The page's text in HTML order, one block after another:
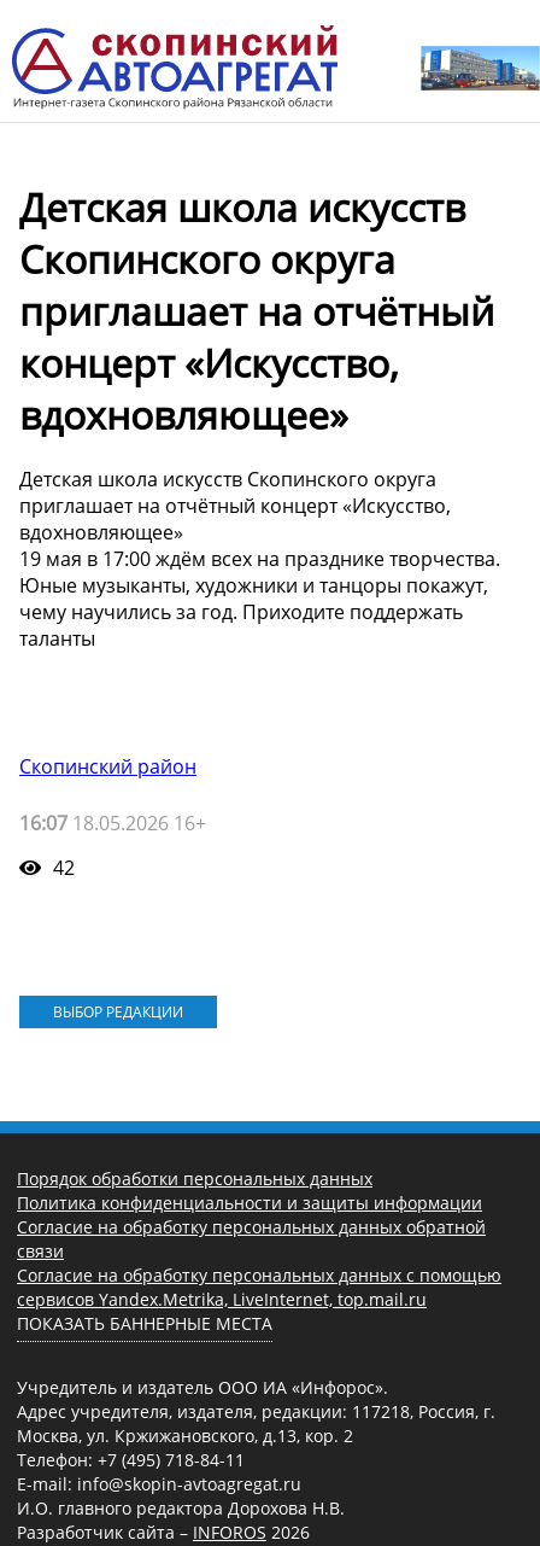
Детская школа искусств
Скопинского округа
приглашает на отчётный
концерт «Искусство,
вдохновляющее»
Детская школа искусств Скопинского округа
приглашает на отчётный концерт «Искусство,
вдохновляющее»
19 мая в 17:00 ждём всех на празднике творчества.
Юные музыканты, художники и танцоры покажут,
чему научились за год. Приходите поддержать
таланты
Скопинский район
16:07 18.05.2026 16+
42
ВЫБОР РЕДАКЦИИ
Порядок обработки персональных данных
Политика конфиденциальности и защиты информации
Согласие на обработку персональных данных обратной
связи
Согласие на обработку персональных данных с помощью
сервисов Yandex.Metrika, LiveInternet, top.mail.ru
ПОКАЗАТЬ БАННЕРНЫЕ МЕСТА
Учредитель и издатель ООО ИА «Инфорос».
Адрес учредителя, издателя, редакции: 117218, Россия, г.
Москва, ул. Кржижановского, д.13, кор. 2
Телефон: +7 (495) 718-84-11
E-mail: info@skopin-avtoagregat.ru
И.О. главного редактора Дорохова Н.В.
Разработчик сайта – INFOROS 2026